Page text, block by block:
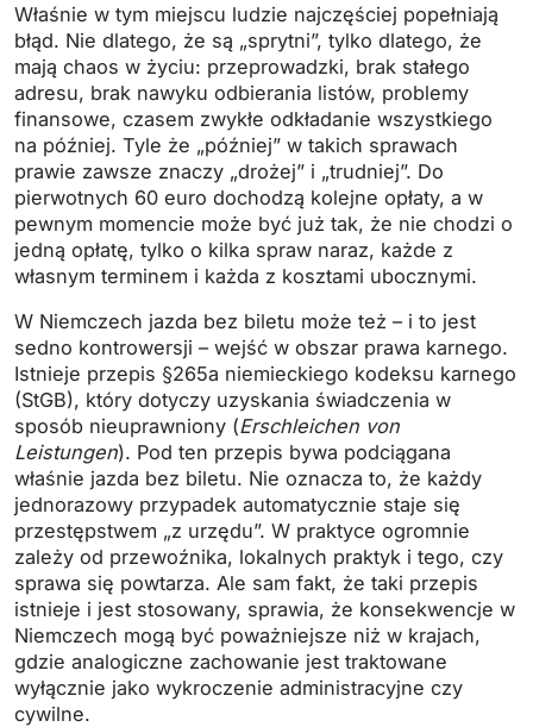
Właśnie w tym miejscu ludzie najczęściej popełniają
błąd. Nie dlatego, że są „sprytni”, tylko dlatego, że
mają chaos w życiu: przeprowadzki, brak stałego
adresu, brak nawyku odbierania listów, problemy
finansowe, czasem zwykłe odkładanie wszystkiego
na później. Tyle że „później” w takich sprawach
prawie zawsze znaczy „drożej” i „trudniej”. Do
pierwotnych 60 euro dochodzą kolejne opłaty, a w
pewnym momencie może być już tak, że nie chodzi o
jedną opłatę, tylko o kilka spraw naraz, każde z
własnym terminem i każda z kosztami ubocznymi.
W Niemczech jazda bez biletu może też – i to jest
sedno kontrowersji – wejść w obszar prawa karnego.
Istnieje przepis §265a niemieckiego kodeksu karnego
(StGB), który dotyczy uzyskania świadczenia w
sposób nieuprawniony (Erschleichen von
Leistungen). Pod ten przepis bywa podciągana
właśnie jazda bez biletu. Nie oznacza to, że każdy
jednorazowy przypadek automatycznie staje się
przestępstwem „z urzędu”. W praktyce ogromnie
zależy od przewoźnika, lokalnych praktyk i tego, czy
sprawa się powtarza. Ale sam fakt, że taki przepis
istnieje i jest stosowany, sprawia, że konsekwencje w
Niemczech mogą być poważniejsze niż w krajach,
gdzie analogiczne zachowanie jest traktowane
wyłącznie jako wykroczenie administracyjne czy
cywilne.